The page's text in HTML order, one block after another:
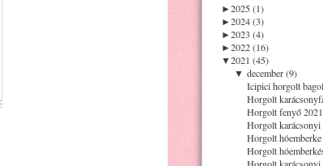
►2025 (1)
►2024 (3)
►2023 (4)
►2022 (16)
▼2021 (45)
▼ december (9)
Icipici horgolt
Horgolt
Horgolt fenyő
Horgolt
Horgolt
Horgolt